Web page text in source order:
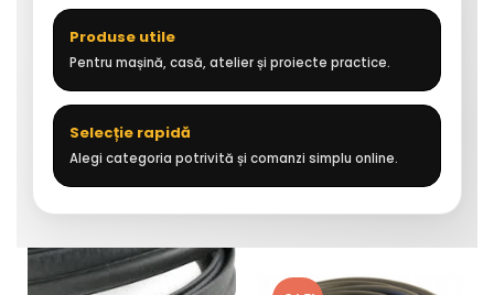
Produse utile
Pentru mașină, casă, atelier și proiecte practice.
Selecție rapidă
Alegi categoria potrivită și comanzi simplu online.